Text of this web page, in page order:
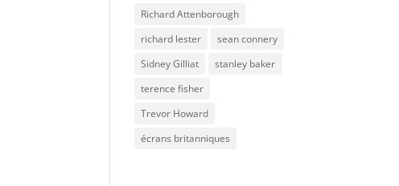
Richard Attenborough
richard lester
sean connery
Sidney Gilliat
stanley baker
terence fisher
Trevor Howard
écrans britanniques